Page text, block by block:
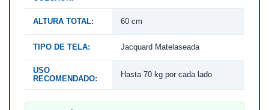
ALTURA TOTAL: 60 cm
TIPO DE TELA: Jacquard Matelaseada
USO
RECOMENDADO:
Hasta 70 kg por cada lado